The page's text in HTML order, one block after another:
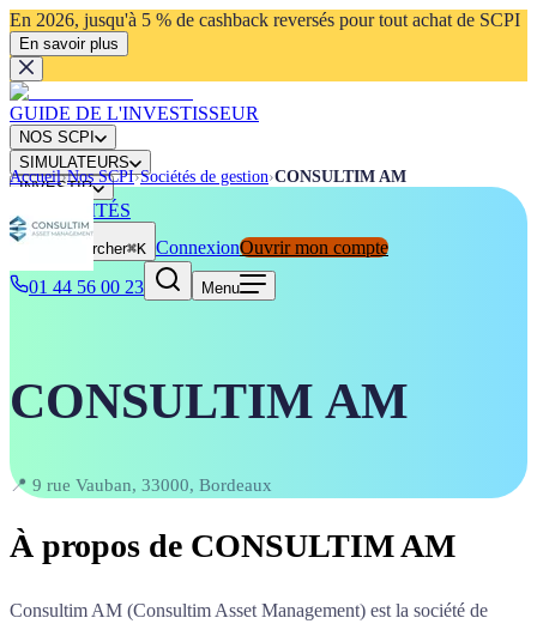
En 2026, jusqu'à 5 % de cashback reversés pour tout achat de SCPI
En savoir plus
GUIDE DE L'INVESTISSEUR
NOS SCPI
SIMULATEURS
INVESTIR
ACTUALITÉS
Rechercher⌘K ConnexionOuvrir mon compte
01 44 56 00 23
Menu
Accueil›Nos SCPI›Sociétés de gestion›CONSULTIM AM
CONSULTIM AM
📍 9 rue Vauban, 33000, Bordeaux
À propos de CONSULTIM AM
Consultim AM (Consultim Asset Management) est la société de